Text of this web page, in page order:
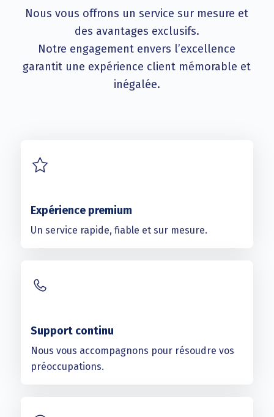
Nous vous offrons un service sur mesure et
des avantages exclusifs.
Notre engagement envers l’excellence
garantit une expérience client mémorable et
inégalée.
Expérience premium
Un service rapide, fiable et sur mesure.
Support continu
Nous vous accompagnons pour résoudre vos
préoccupations.